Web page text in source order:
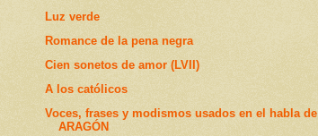
Luz verde
Romance de la pena negra
Cien sonetos de amor (LVII)
A los católicos
Voces, frases y modismos usados en el habla de
ARAGÓN